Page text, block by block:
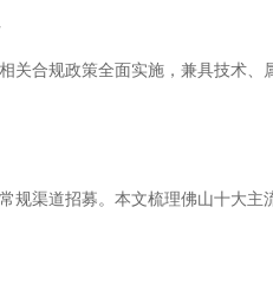
合规政策全面实施，兼具技术、
渠道招募。本文梳理佛山十大